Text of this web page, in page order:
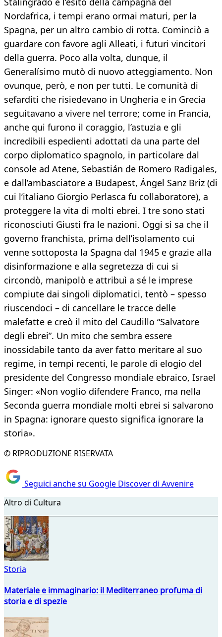
Nordafrica, i tempi erano ormai maturi, per la
Spagna, per un altro cambio di rotta. Cominciò a
guardare con favore agli Alleati, i futuri vincitori
della guerra. Poco alla volta, dunque, il
Generalísimo mutò di nuovo atteggiamento. Non
ovunque, però, e non per tutti. Le comunità di
sefarditi che risiedevano in Ungheria e in Grecia
seguitavano a vivere nel terrore; come in Francia,
anche qui furono il coraggio, l’astuzia e gli
incredibili espedienti adottati da una parte del
corpo diplomatico spagnolo, in particolare dal
console ad Atene, Sebastián de Romero Radigales,
e dall’ambasciatore a Budapest, Ángel Sanz Briz (di
cui l’italiano Giorgio Perlasca fu collaboratore), a
proteggere la vita di molti ebrei. I tre sono stati
riconosciuti Giusti fra le nazioni. Oggi si sa che il
governo franchista, prima dell’isolamento cui
venne sottoposta la Spagna dal 1945 e grazie alla
disinformazione e alla segretezza di cui si
circondò, manipolò e attribuì a sé le imprese
compiute dai singoli diplomatici, tentò – spesso
riuscendoci – di cancellare le tracce delle
malefatte e creò il mito del Caudillo “Salvatore
degli ebrei”. Un mito che sembra essere
inossidabile tanto da aver fatto meritare al suo
regime, in tempi recenti, le parole di elogio del
presidente del Congresso mondiale ebraico, Israel
Singer: «Non voglio difendere Franco, ma nella
Seconda guerra mondiale molti ebrei si salvarono
in Spagna: ignorare questo significa ignorare la
storia».
© RIPRODUZIONE RISERVATA
Seguici anche su Google Discover di Avvenire
Altro di Cultura
Storia
Materiale e immaginario: il Mediterraneo profuma di
storia e di spezie